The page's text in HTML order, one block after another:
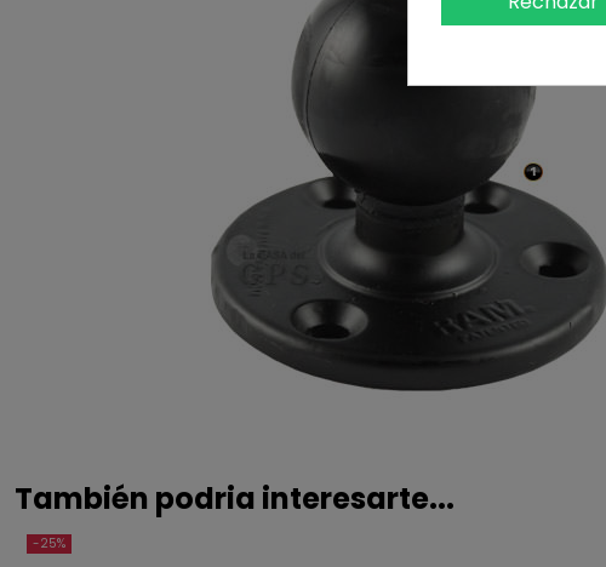
También podria interesarte...
-25%